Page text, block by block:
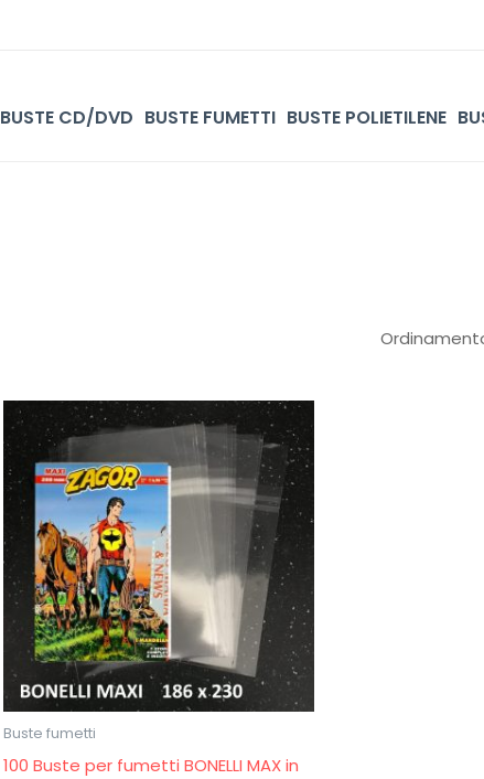
BUSTE CD/DVD BUSTE FUMETTI BUSTE POLIETILENE
Buste fumetti
100 Buste per fumetti BONELLI MAX in